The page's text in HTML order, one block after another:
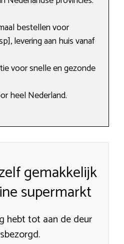
bestellen voor
levering aan huis vanaf
voor snelle en gezonde
heel Nederland.
gemakkelijk
supermarkt
hebt tot aan de deur